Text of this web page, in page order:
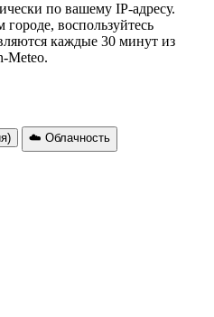
по вашему IP-адресу.
воспользуйтесь
каждые 30 минут из
Meteo.
☁️ Облачность